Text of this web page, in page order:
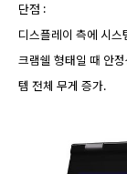
단점 :
디스플레이 측에 시
크램쉘 형태일 때 안
템 전체 무게 증가.